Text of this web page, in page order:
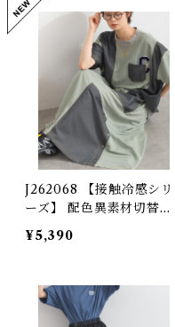
J262068 【接触冷感シリ
ーズ】 配色異素材切替ロ
ングスカート / Cool-To
uch Contrast Mixed-Fa
¥5,390